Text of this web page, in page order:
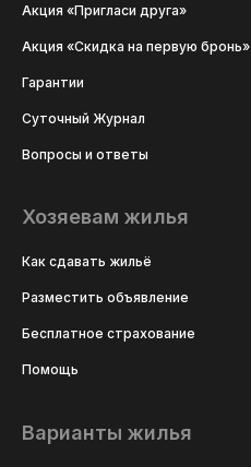
Акция «Пригласи друга»
Акция «Скидка на первую бронь»
Гарантии
Суточный Журнал
Вопросы и ответы
Хозяевам жилья
Как сдавать жильё
Разместить объявление
Бесплатное страхование
Помощь
Варианты жилья